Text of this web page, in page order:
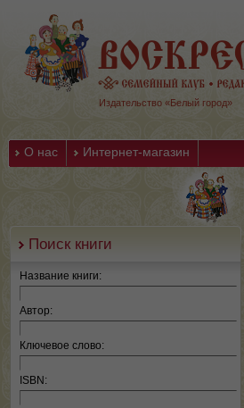
Издательство «Белый город»
О нас Интернет-магазин
Поиск книги
Название книги:
Автор:
Ключевое слово:
ISBN: